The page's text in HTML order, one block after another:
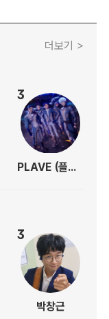
더보기 >
3
PLAVE (플레이브)
3
박창근